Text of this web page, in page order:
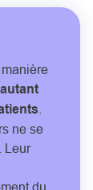
ne se
Leur
du